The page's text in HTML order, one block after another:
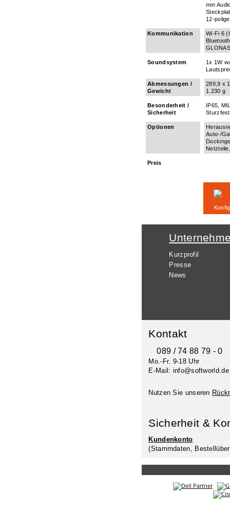
mm
12-
Kommunikation
Wi-Fi 6
Soundsystem
1x 1W
Abmessungen /
Gewicht
289,9 x
1.230 g
Besonderheit /
Sicherheit
IP65,
Optionen
Auto-/
Preis
Kurzprofil
Presse
News
Kontakt
089 / 74 88 79 - 0
Mo.-Fr. 9-18 Uhr
E-Mail: info@softworld.de
Nutzen Sie unseren
Sicherheit &
Kundenkonto
(Stammdaten,